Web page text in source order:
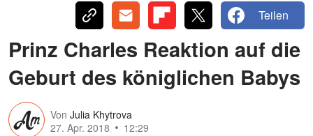
Teilen
Prinz Charles Reaktion auf die
Geburt des königlichen Babys
Von Julia Khytrova
27. Apr. 2018
12:29